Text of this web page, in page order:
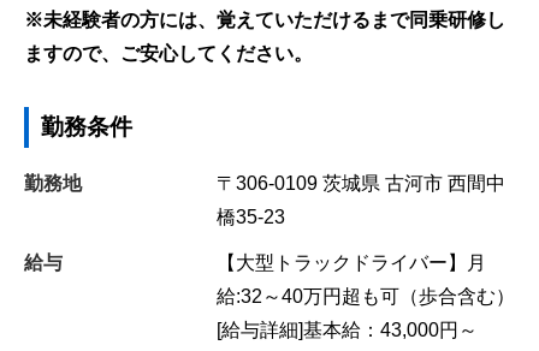
※未経験者の方には、覚えていただけるまで同乗研修し
ますので、ご安心してください。
勤務条件
勤務地 〒306-0109 茨城県 古河市 西間中
橋35-23
給与
【大型トラックドライバー】月
給:32～40万円超も可（歩合含む）
[給与詳細]基本給：43,000円～